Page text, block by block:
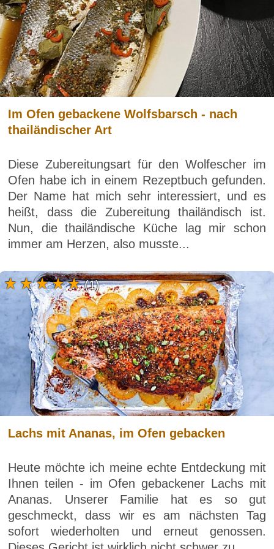
Im Ofen gebackene Wolfsbarsch - nach
thailändischer Art
Diese Zubereitungsart für den Wolfescher im
Ofen habe ich in einem Rezeptbuch gefunden.
Der Name hat mich sehr interessiert, und es
heißt, dass die Zubereitung thailändisch ist.
Nun, die thailändische Küche lag mir schon
immer am Herzen, also musste...
Lachs mit Ananas, im Ofen gebacken
Heute möchte ich meine echte Entdeckung mit
Ihnen teilen - im Ofen gebackener Lachs mit
Ananas. Unserer Familie hat es so gut
geschmeckt, dass wir es am nächsten Tag
sofort wiederholten und erneut genossen.
(1)